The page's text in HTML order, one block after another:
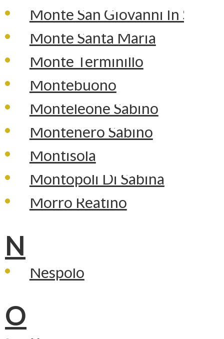
Monte San Giovanni In
Monte Santa Maria
Monte Terminillo
Montebuono
Monteleone Sabino
Montenero Sabino
Montisola
Montopoli Di Sabina
Morro Reatino
N
Nespolo
O